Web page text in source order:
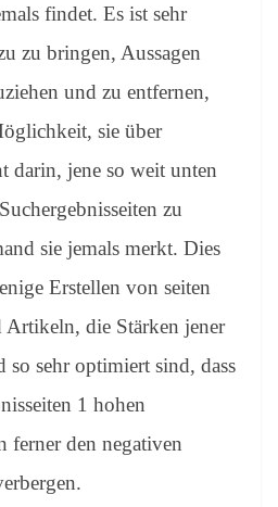
findet. Es ist sehr
zu bringen, Aussagen
und zu entfernen,
sie über
darin, jene so weit unten
zu
sie jemals merkt. Dies
Erstellen von seiten
Artikeln, die Stärken jener
so sehr optimiert sind, dass
1 hohen
ferner den negativen